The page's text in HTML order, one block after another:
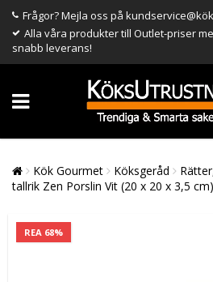
Frågor? Mejla oss på
Alla våra produkter till Outlet-priser
snabb leverans!
Kök Gourmet Köksgeråd
tallrik Zen Porslin Vit (20 x 20 x 3,5 cm)
REA 68%